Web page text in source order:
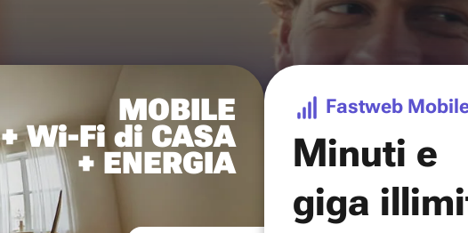
MOBILE
+ Wi-Fi di CASA
+ ENERGIA
Fastweb
Minuti e
giga